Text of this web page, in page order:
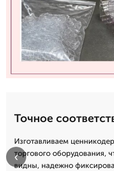
Точное
Изготавливаем
торгового оборудования,
видны, надежно
‹